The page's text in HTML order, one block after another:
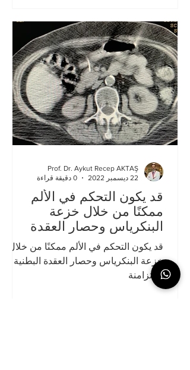
قد يكون التحكم في الألم
ممكنًا من خلال خزعة
البنكرياس وحصار العقدة
البطنية المتزامنة
قد يكون التحكم في الألم ممكنًا من خلال
خزعة البنكرياس وحصار العقدة البطنية
المتزامنة
Prof. Dr. Aykut Recep AKTAŞ
22 ديسمبر 2022
0 دقيقة قراءة